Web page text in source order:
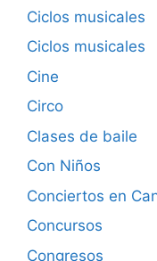
Ciclos musicales
Ciclos musicales
Cine
Circo
Clases de baile
Con Niños
Conciertos en
Concursos
Congresos